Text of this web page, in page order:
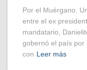
Por el Muérgano.
entre el ex
mandatario,
gobernó el país por
con Leer más